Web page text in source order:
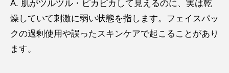
A. 肌がツルツル・ピカピカして見えるのに、実は乾
燥していて刺激に弱い状態を指します。フェイスパッ
クの過剰使用や誤ったスキンケアで起こることがあり
ます。